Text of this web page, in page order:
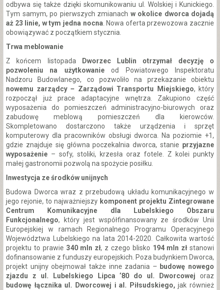
odbywa się także dzięki skomunikowaniu ul. Wolskiej i Kunickiego.
Tym samym, po pierwszych zmianach w okolice dworca dojadą
aż 23 linie, w tym jedna nocna. Nowa oferta przewozowa zacznie
obowiązywać z początkiem stycznia.
Trwa meblowanie
Z końcem listopada
Dworzec Lublin otrzymał decyzję o
pozwoleniu na użytkowanieod Powiatowego Inspektoratu
Nadzoru Budowlanego, co pozwoliło na przekazanie obiektu
nowemu zarządcy – Zarządowi Transportu Miejskiego, który
rozpoczął już prace adaptacyjne wnętrza. Zakupiono część
wyposażenia do pomieszczeń administracyjno-biurowych oraz
zabudowę meblową pomieszczeń dla kierowców.
Skompletowano dostarczono także urządzenia i sprzęt
komputerowy dla pracowników obsługi dworca. Na poziomie +1,
gdzie znajduje się główna poczekalnia dworca, stanie przyjazne
wyposażenie – sofy, stoliki, krzesła oraz fotele. Z kolei punkty
małej gastronomii pozwolą na spożycie posiłku.
Inwestycja ze środków unijnych
Budowa Dworca wraz z przebudową układu komunikacyjnego w
jego rejonie, to najważniejszy komponent projektu Zintegrowane
Centrum Komunikacyjne dla Lubelskiego Obszaru
Funkcjonalnego, który jest współfinansowany ze środków Unii
Europejskiej w ramach Regionalnego Programu Operacyjnego
Województwa Lubelskiego na lata 2014-2020. Całkowita wartość
projektu to prawie 340 mln zł, z czego blisko 194 mln złstanowi
dofinansowanie z funduszy europejskich. Poza budynkiem Dworca,
projekt unijny obejmował także inne zadania – budowę nowego
zjazdu z ul. Lubelskiego Lipca ‘80 do ul. Dworcowej oraz
budowę łącznika ul. Dworcowej i al. Piłsudskiego, jak również